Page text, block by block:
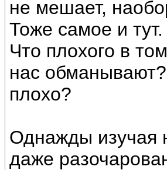
не мешает,
Тоже самое и тут.
Что плохого в
нас
плохо?
Однажды изучая
даже